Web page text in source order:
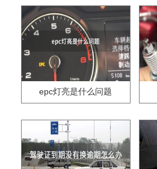
epc灯亮是什么问题